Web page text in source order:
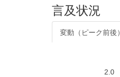
言及状況
変動（ピーク前後）
2.0